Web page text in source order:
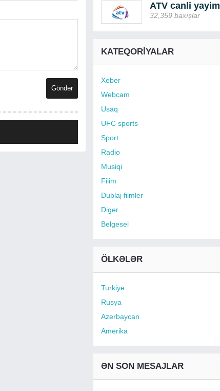
ATV canli yayim
32,359 baxışlar
KATEQORIYALAR
Xeber
Webcam
Usaq
UFC sports
Sport
Radio
Musiqi
Filim
Dublaj filmler
Diger
Belgesel
ÖLKƏLƏR
Turkiye
Rusya
Azerbaycan
Amerika
ƏN SON MESAJLAR